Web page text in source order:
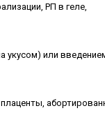
РП в геле,
укусом) или